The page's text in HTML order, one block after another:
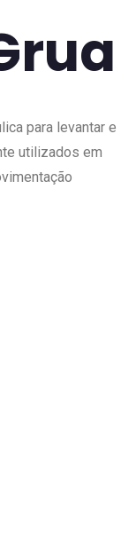
para levantar e
utilizados em